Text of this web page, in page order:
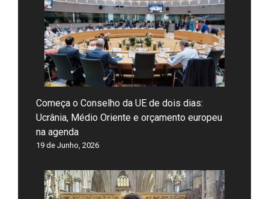
Começa o Conselho da UE de dois dias:
Ucrânia, Médio Oriente e orçamento europeu
na agenda
19 de Junho, 2026